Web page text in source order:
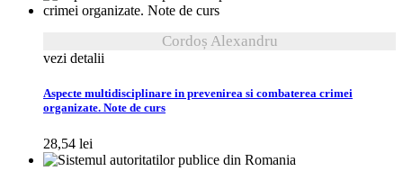
Cordoș Alexandru
vezi detalii
Aspecte multidisciplinare in prevenirea si combaterea crimei
organizate. Note de curs
28,54 lei